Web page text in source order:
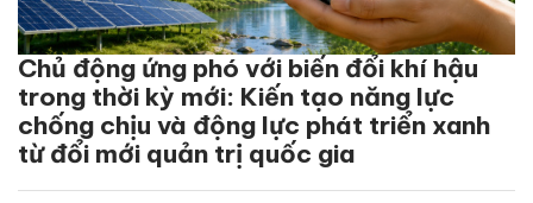
Chủ động ứng phó với biến đổi khí hậu
trong thời kỳ mới: Kiến tạo năng lực
chống chịu và động lực phát triển xanh
từ đổi mới quản trị quốc gia